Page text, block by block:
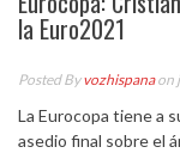
la Euro2021
Posted Byvozhispanaon
La Eurocopa tiene a
asedio final sobre el